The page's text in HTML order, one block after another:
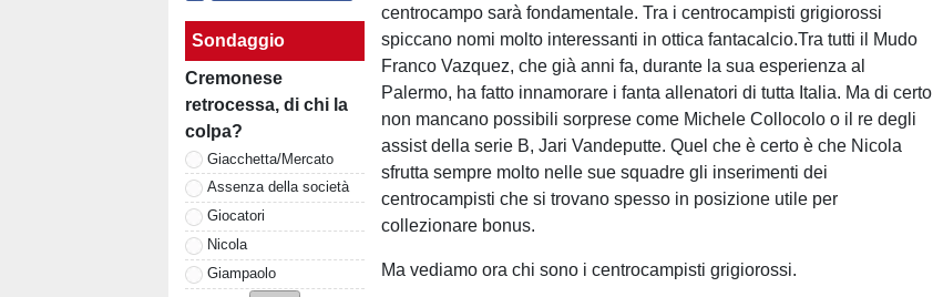
Sondaggio
Cremonese
retrocessa, di chi la
colpa?
Giacchetta/Mercato
Assenza della società
Giocatori
Nicola
Giampaolo
centrocampo sarà fondamentale. Tra i centrocampisti grigiorossi
spiccano nomi molto interessanti in ottica fantacalcio.Tra tutti il Mudo
Franco Vazquez, che già anni fa, durante la sua esperienza al
Palermo, ha fatto innamorare i fanta allenatori di tutta Italia. Ma di certo
non mancano possibili sorprese come Michele Collocolo o il re degli
assist della serie B, Jari Vandeputte. Quel che è certo è che Nicola
sfrutta sempre molto nelle sue squadre gli inserimenti dei
centrocampisti che si trovano spesso in posizione utile per
collezionare bonus.
Ma vediamo ora chi sono i centrocampisti grigiorossi.